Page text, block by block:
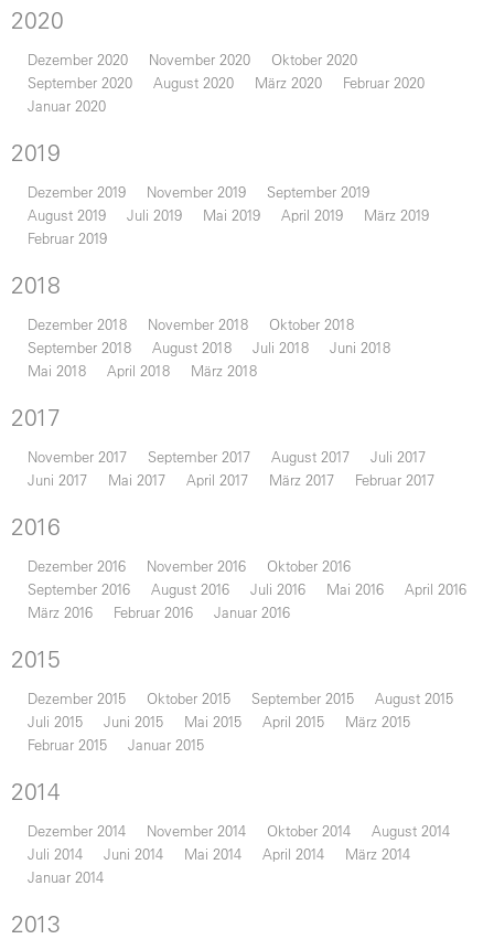
2020
Dezember 2020 November 2020
Oktober 2020
September 2020
August 2020 März 2020
Februar 2020
Januar 2020
2019
Dezember 2019 November 2019
September 2019
August 2019
Juli 2019 Mai 2019 April 2019
März 2019
Februar 2019
2018
Dezember 2018 November 2018
Oktober 2018
September 2018
August 2018 Juli 2018
Juni 2018
Mai 2018
April 2018 März 2018
2017
November 2017 September 2017 August 2017
Juli 2017
Juni 2017
Mai 2017 April 2017 März 2017 Februar 2017
2016
Dezember 2016 November 2016
Oktober 2016
September 2016
August 2016 Juli 2016 Mai 2016
April 2016
März 2016
Februar 2016 Januar 2016
2015
Dezember 2015 Oktober 2015 September 2015
August 2015
Juli 2015
Juni 2015 Mai 2015 April 2015
März 2015
Februar 2015
Januar 2015
2014
Dezember 2014 November 2014 Oktober 2014
August 2014
Juli 2014
Juni 2014 Mai 2014 April 2014
März 2014
Januar 2014
2013